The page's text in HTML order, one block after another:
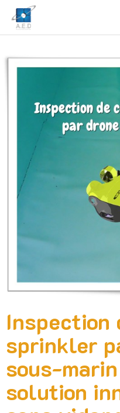
Inspection
sprinkler
sous-
solution